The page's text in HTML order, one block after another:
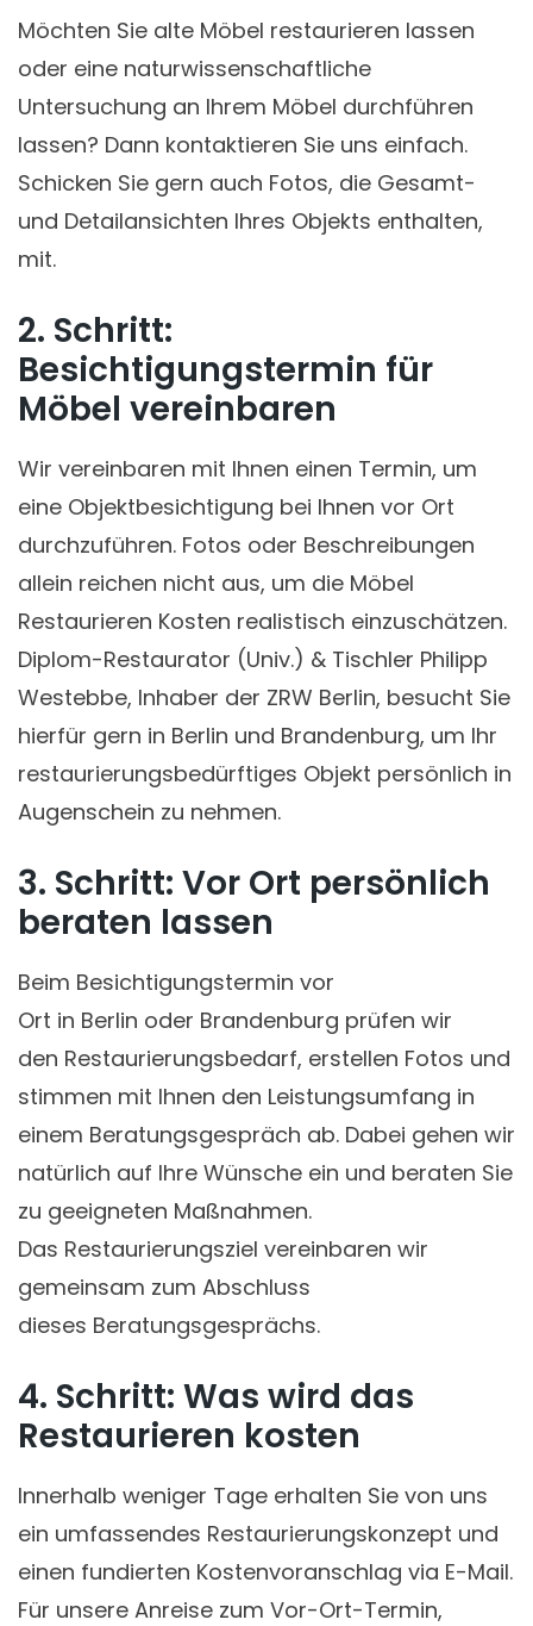
Möchten Sie alte Möbel restaurieren lassen
oder eine naturwissenschaftliche
Untersuchung an Ihrem Möbel durchführen
lassen? Dann kontaktieren Sie uns einfach.
Schicken Sie gern auch Fotos, die Gesamt-
und Detailansichten Ihres Objekts enthalten,
mit.
2. Schritt:
Besichtigungstermin für
Möbel vereinbaren
Wir vereinbaren mit Ihnen einen Termin, um
eine Objektbesichtigung bei Ihnen vor Ort
durchzuführen. Fotos oder Beschreibungen
allein reichen nicht aus, um die Möbel
Restaurieren Kosten realistisch einzuschätzen.
Diplom-Restaurator (Univ.) & Tischler Philipp
Westebbe, Inhaber der ZRW Berlin, besucht Sie
hierfür gern in Berlin und Brandenburg, um Ihr
restaurierungsbedürftiges Objekt persönlich in
Augenschein zu nehmen.
3. Schritt: Vor Ort persönlich
beraten lassen
Beim Besichtigungstermin vor
Ort in Berlin oder Brandenburg prüfen wir
den Restaurierungsbedarf, erstellen Fotos und
stimmen mit Ihnen den Leistungsumfang in
einem Beratungsgespräch ab. Dabei gehen wir
natürlich auf Ihre Wünsche ein und beraten Sie
zu geeigneten Maßnahmen.
Das Restaurierungsziel vereinbaren wir
gemeinsam zum Abschluss
dieses Beratungsgesprächs.
4. Schritt: Was wird das
Restaurieren kosten
Innerhalb weniger Tage erhalten Sie von uns
ein umfassendes Restaurierungskonzept und
einen fundierten Kostenvoranschlag via E-Mail.
Für unsere Anreise zum Vor-Ort-Termin,